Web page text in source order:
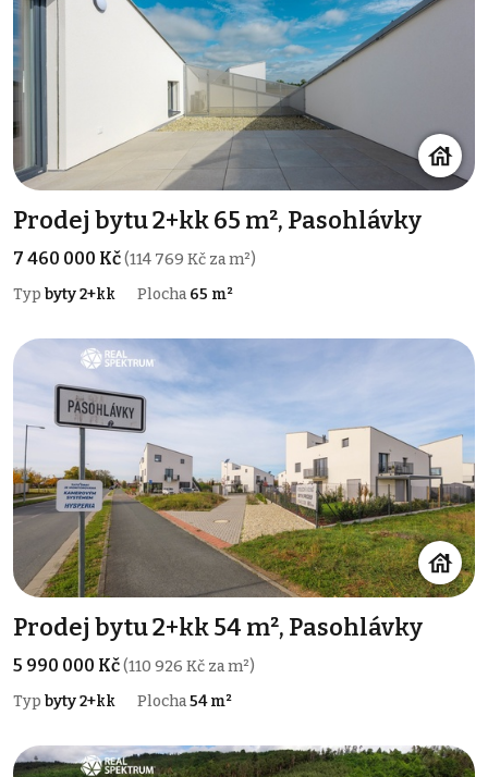
Prodej bytu 2+kk 65 m², Pasohlávky
7 460 000 Kč(114 769 Kč za m²)
Typ byty 2+kk Plocha 65 m²
Prodej bytu 2+kk 54 m², Pasohlávky
5 990 000 Kč(110 926 Kč za m²)
Typ byty 2+kk Plocha54 m²